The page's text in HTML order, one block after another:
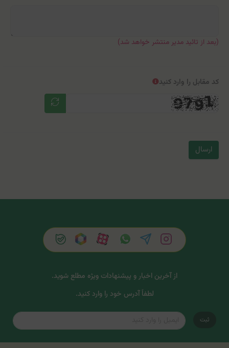
(بعد از تائید مدیر منتشر خواهد شد)
کد مقابل را وارد کنید
ارسال
از آخرین اخبار و پیشنهادات ویژه مطلع شوید.
لطفاً آدرس خود را وارد کنید.
ثبت